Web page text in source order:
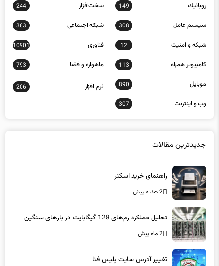
روباتيك 149 سخت‌افزار 244
سيستم عامل 308 شبكه اجتماعی 383
شبكه و امنيت 12 فناوری 10901
كامپيوتر همراه 113 ماهواره و فضا 793
موبايل 890 نرم افزار 206
وب و اينترنت 307
جدیدترین مقالات
راهنمای خرید اسکنر
2 هفته پیش
تحلیل عملکرد رم‌های 128 گیگابایت در بارهای سنگین
2 ماه پیش
تغییر آدرس سایت پلیس فتا